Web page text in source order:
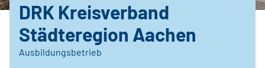
DRK Kreisverband
Städteregion Aachen
Ausbildungsbetrieb